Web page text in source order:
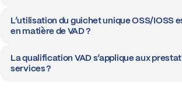
L’utilisation du guichet unique OSS/IOSS
en matière de VAD ?
La qualification VAD s’applique aux
services ?